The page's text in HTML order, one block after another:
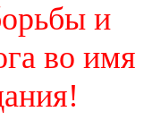
и
во имя